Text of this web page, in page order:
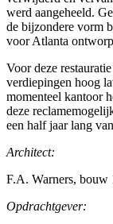
werd aangeheeld.
de bijzondere vorm
voor Atlanta
Voor deze
verdiepingen hoog
momenteel kantoor
deze
een half jaar lang
Architect:
F.A. Warners, bouw
Opdrachtgever: